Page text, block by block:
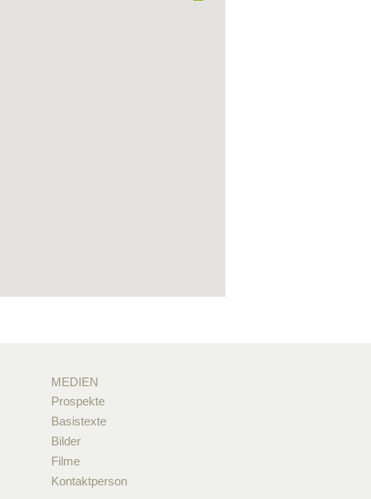
MEDIEN
Prospekte
Basistexte
Bilder
Filme
Kontaktperson